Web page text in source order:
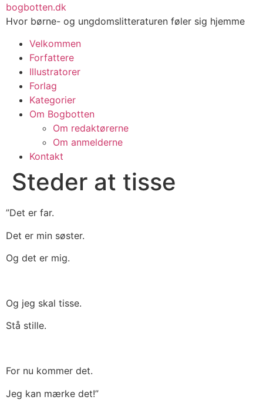
Videre
til
bogbotten.dk
Hvor børne- og ungdomslitteraturen føler sig hjemme
Velkommen
Forfattere
Illustratorer
Forlag
Kategorier
Om Bogbotten
Om redaktørerne
Om anmelderne
Kontakt
Steder at tisse
”Det er far.
Det er min søster.
Og det er mig.
Og jeg skal tisse.
Stå stille.
For nu kommer det.
Jeg kan mærke det!”